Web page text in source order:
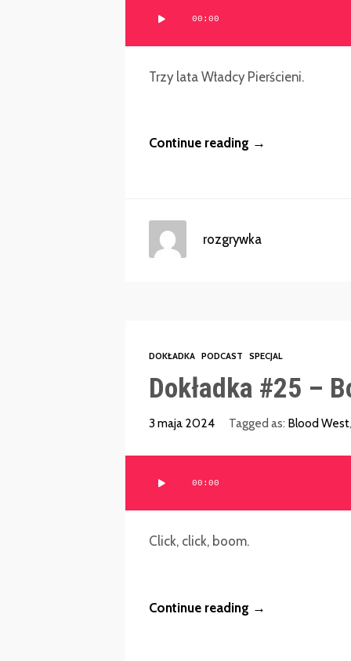
plików
dźwiękowych
00:00
Trzy lata Władcy Pierścieni.
Continue reading →
rozgrywka
DOKŁADKA PODCAST SPECJAL
Dokładka #25 –
3 maja 2024 Tagged as: Blood West,
plików
dźwiękowych
00:00
Click, click, boom.
Continue reading →